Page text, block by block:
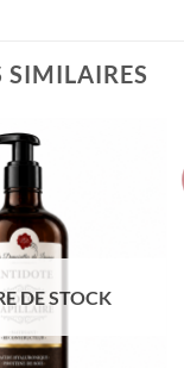
SIMILAIRES
DE STOCK